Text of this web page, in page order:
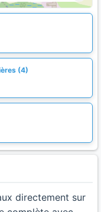
(4)
directement sur